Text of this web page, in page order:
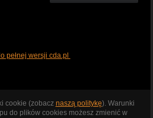
pełnej wersji cda.pl
cookie (zobacz naszą politykę). Warunki
do plików cookies możesz zmienić w